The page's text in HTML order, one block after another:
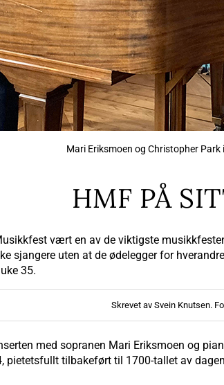
Mari Eriksmoen og Christopher
HMF PÅ
vært en av de viktigste
sjangere uten at de ødelegger for
35.
Skrevet av Svein Knutsen.
med sopranen Mari Eriksmoen og
pietetsfullt tilbakeført til 1700-tallet av